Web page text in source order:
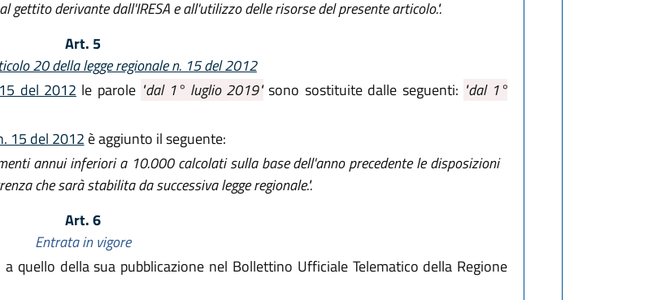
derivante dall'IRESA e all'utilizzo delle risorse del presente articolo.".
Art. 5
20 della legge regionale n. 15 del 2012
del 2012 le parole "dal 1° luglio 2019"sono sostituite dalle seguenti: "dal 1°
15 del 2012 è aggiunto il seguente:
annui inferiori a 10.000 calcolati sulla base dell'anno precedente le disposizioni
che sarà stabilita da successiva legge regionale.".
Art. 6
Entrata in vigore
quello della sua pubblicazione nel Bollettino Ufficiale Telematico della Regione